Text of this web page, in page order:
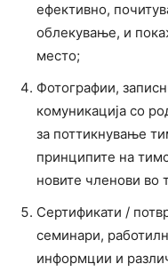
ефективно,
облекување, и
место;
Фотографии,
комуникација со
за поттикнување
принципите на
новите членови во
Сертификати /
семинари,
информции и